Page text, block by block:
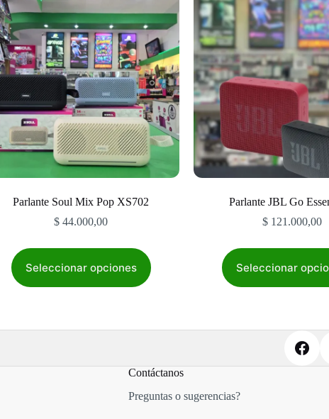
Parlante Soul Mix Pop XS702
$ 44.000,00
Seleccionar opciones
producto
opciones
elegir
Parlante JBL Go
$121.000,00
Seleccionar
se
pueden
elegir
Contáctanos
Preguntas o sugerencias?